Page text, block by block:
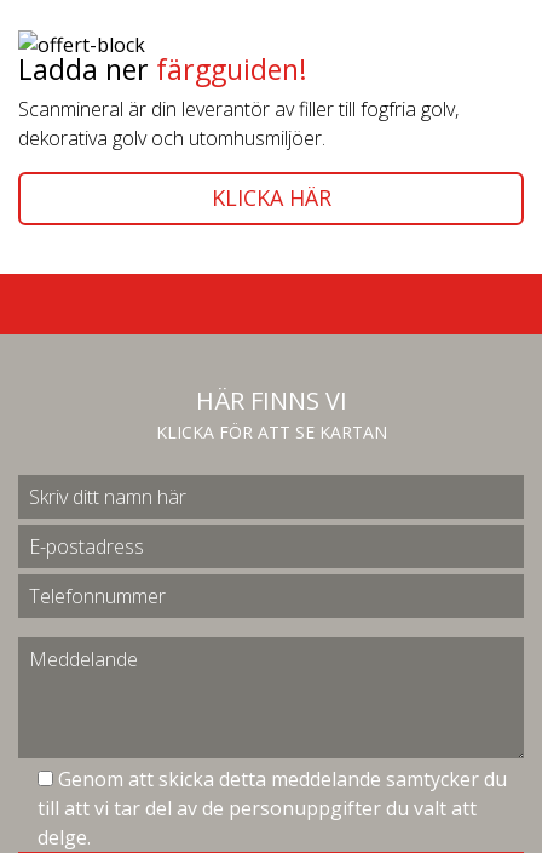
Ladda ner färgguiden!
Scanmineral är din leverantör av filler till fogfria golv,
dekorativa golv och utomhusmiljöer.
KLICKA HÄR
HÄR FINNS VI
KLICKA FÖR ATT SE KARTAN
Genom att skicka detta meddelande samtycker du
till att vi tar del av de personuppgifter du valt att
delge.